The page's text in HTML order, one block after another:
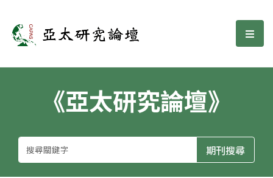
亞太研究論壇 選
《亞太研究論壇》